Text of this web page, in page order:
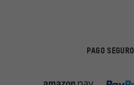
PAGO SEGURO